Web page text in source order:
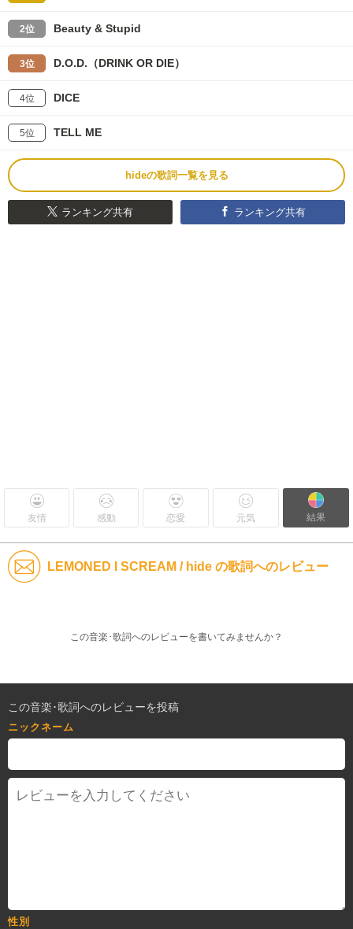
2位 Beauty & Stupid
3位 D.O.D.（DRINK OR DIE）
4位 DICE
5位 TELL ME
hideの歌詞一覧を見る
ランキング共有 ランキング共有
友情 感動 恋愛 元気 結果
LEMONED I SCREAM / hide の歌詞へのレビュー
この音楽･歌詞へのレビューを書いてみませんか？
この音楽･歌詞へのレビューを投稿
ニックネーム
性別